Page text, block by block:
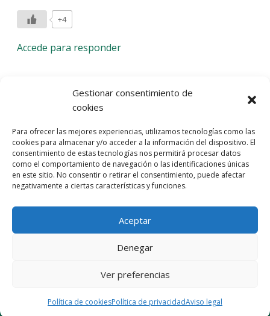
Gestionar consentimiento de
cookies
Para ofrecer las mejores experiencias, utilizamos tecnologías como las
cookies para almacenar y/o acceder a la información del dispositivo. El
consentimiento de estas tecnologías nos permitirá procesar datos
como el comportamiento de navegación o las identificaciones únicas
en este sitio. No consentir o retirar el consentimiento, puede afectar
negativamente a ciertas características y funciones.
Aceptar
Denegar
Ver preferencias
Política de cookiesPolítica de privacidadAviso legal
+4
Accede para responder
Deja una respuesta
comentario.
Entra con tu red social
He leído y acepto laPolítica de Privacidad
cookies-Marquistas Estudio Creativo